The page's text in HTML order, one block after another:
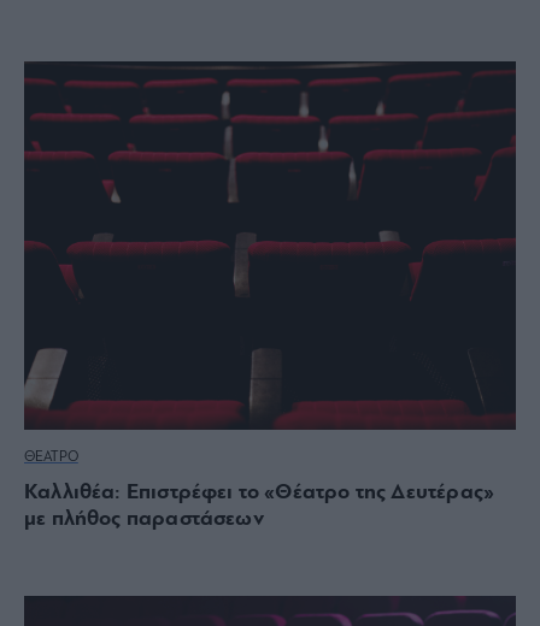
ΘΕΑΤΡΟ
Καλλιθέα: Επιστρέφει το «Θέατρο της Δευτέρας»
με πλήθος παραστάσεων